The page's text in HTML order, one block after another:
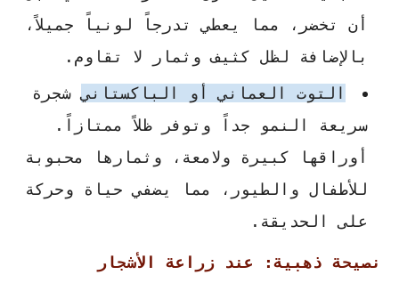
أن تخضر، مما يعطي تدرجاً لونياً جميلاً،
بالإضافة لظل كثيف وثمار لا تقاوم.
التوت العماني أو الباكستانيشجرة
سريعة النمو جداً وتوفر ظلاً ممتازاً.
أوراقها كبيرة ولامعة، وثمارها محبوبة
للأطفال والطيور، مما يضفي حياة وحركة
على الحديقة.
نصيحة ذهبية: عند زراعة الأشجار